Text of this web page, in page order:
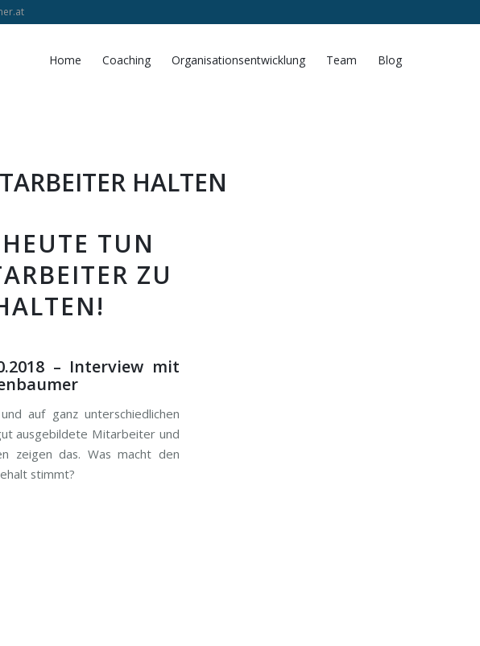
Home Coaching Organisationsentwicklung Team Blog
HALTEN
TUN
ZU
– Interview mit
auf ganz unterschiedlichen
ausgebildete Mitarbeiter und
zeigen das. Was macht den
stimmt?